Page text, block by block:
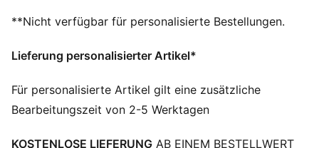
Lange Ärmel
PUMA Teenager: Empfohlen für ältere Kinder und
**Nicht verfügbar für personalisierte Bestellungen.
Lieferung personalisierter Artikel*
Für personalisierte Artikel gilt eine zusätzliche
Bearbeitungszeit von 2-5 Werktagen
KOSTENLOSE LIEFERUNG AB EINEM BESTELLWERT